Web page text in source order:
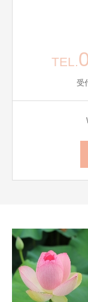
TEL.
受